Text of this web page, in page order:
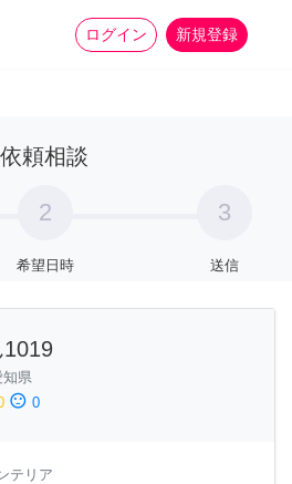
ログイン 新規登録
家事 more_horiz
依頼相談
2
希望日時
3
送信
1019
知県
sentiment_dissatisfied 0
テリア